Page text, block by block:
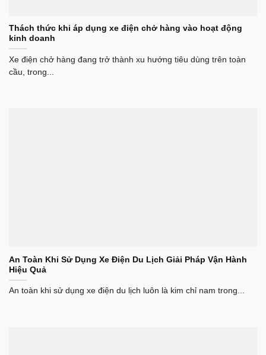
Thách thức khi áp dụng xe điện chở hàng vào hoạt động
kinh doanh
Xe điện chở hàng đang trở thành xu hướng tiêu dùng trên toàn
cầu, trong...
An Toàn Khi Sử Dụng Xe Điện Du Lịch Giải Pháp Vận Hành
Hiệu Quả
An toàn khi sử dụng xe điện du lịch luôn là kim chỉ nam trong...